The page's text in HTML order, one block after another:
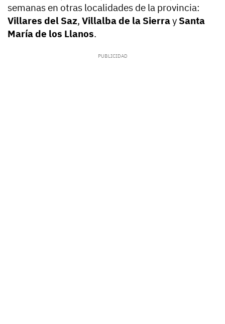
semanas en otras localidades de la provincia:
Villares del Saz, Villalba de la Sierray Santa
María de los Llanos.